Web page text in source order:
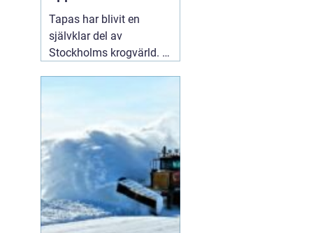
Tapas har blivit en
självklar del av
Stockholms krogvärld. I
klassiker med moderna
tolkningar från hela
världen. För många
handlar en kväll01
augusti 2026